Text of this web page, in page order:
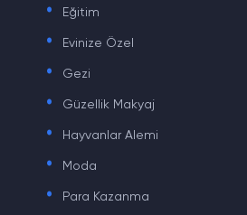
Eğitim
. Evinize Özel
. Gezi
. Güzellik Makyaj
. Hayvanlar Alemi
. Moda
. Para Kazanma